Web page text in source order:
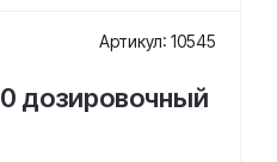
Артикул: 10545
дозировочный